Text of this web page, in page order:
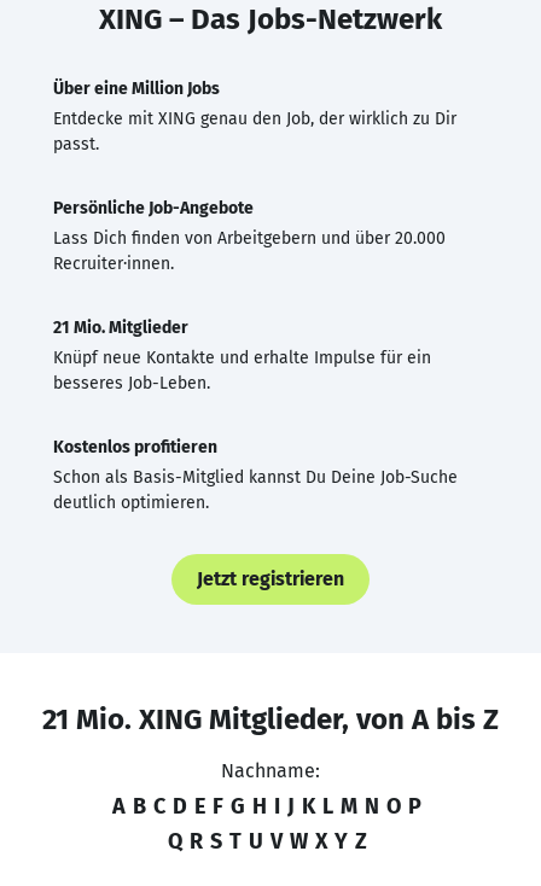
XING – Das Jobs-Netzwerk
Über eine Million Jobs
Entdecke mit XING genau den Job, der wirklich zu Dir
passt.
Persönliche Job-Angebote
Lass Dich finden von Arbeitgebern und über 20.000
Recruiter·innen.
21 Mio. Mitglieder
Knüpf neue Kontakte und erhalte Impulse für ein
besseres Job-Leben.
Kostenlos profitieren
Schon als Basis-Mitglied kannst Du Deine Job-Suche
deutlich optimieren.
Jetzt registrieren
21 Mio. XING Mitglieder, von A bis Z
Nachname:
A B C D E F G H I J K L M N O P
Q R S T U V W X Y Z